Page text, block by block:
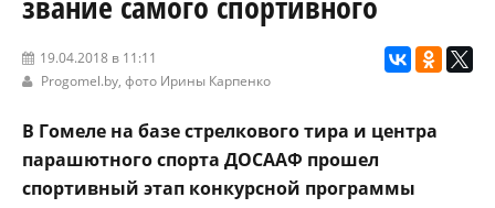
19.04.2018 в 11:11
Progomel.by, фото Ирины Карпенко
В Гомеле на базе стрелкового тира и центра
парашютного спорта ДОСААФ прошел
спортивный этап конкурсной программы